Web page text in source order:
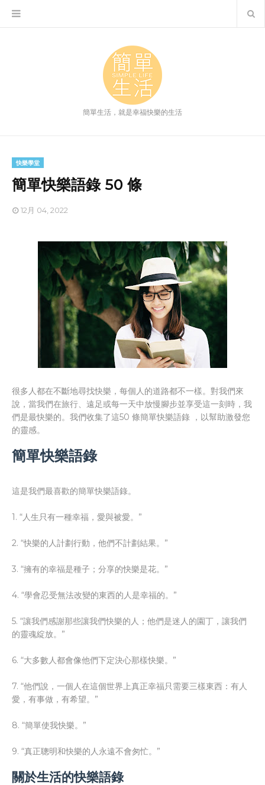
簡單生活，就是幸福快樂的生活
快樂學堂
簡單快樂語錄 50 條
12月 04, 2022
很多人都在不斷地尋找快樂，每個人的道路都不一樣。對我們來
說，當我們在旅行、遠足或每一天中放慢腳步並享受這一刻時，我
們是最快樂的。我們收集了這50 條簡單快樂語錄 ，以幫助激發您
的靈感。
簡單快樂語錄
這是我們最喜歡的簡單快樂語錄。
1. “人生只有一種幸福，愛與被愛。”
2. “快樂的人計劃行動，他們不計劃結果。”
3. “擁有的幸福是種子；分享的快樂是花。”
4. “學會忍受無法改變的東西的人是幸福的。”
5. “讓我們感謝那些讓我們快樂的人；他們是迷人的園丁，讓我們
的靈魂綻放。”
6. “大多數人都會像他們下定決心那樣快樂。”
7. “他們說，一個人在這個世界上真正幸福只需要三樣東西：有人
愛，有事做，有希望。”
8. “簡單使我快樂。”
9. “真正聰明和快樂的人永遠不會匆忙。”
關於生活的快樂語錄